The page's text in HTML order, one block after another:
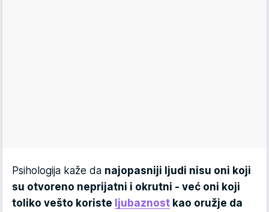
Psihologija kaže da najopasniji ljudi nisu oni koji
su otvoreno neprijatni i okrutni - već oni koji
toliko vešto koriste ljubaznost kao oružje da